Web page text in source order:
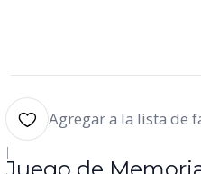
Agregar a la lista de
|